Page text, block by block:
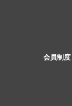
会員制度